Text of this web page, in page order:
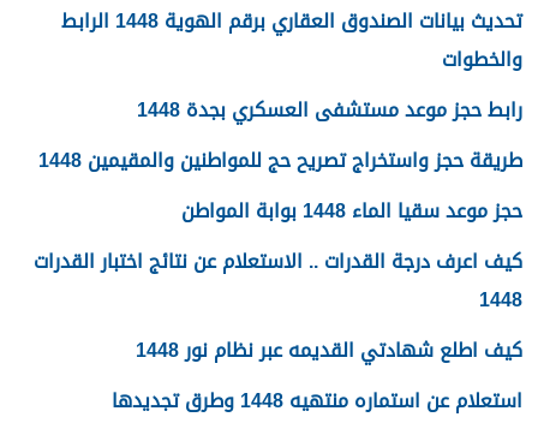
تحديث بيانات الصندوق العقاري برقم الهوية 1448 الرابط
والخطوات
رابط حجز موعد مستشفى العسكري بجدة 1448
طريقة حجز واستخراج تصريح حج للمواطنين والمقيمين 1448
حجز موعد سقيا الماء 1448 بوابة المواطن
كيف اعرف درجة القدرات .. الاستعلام عن نتائج اختبار القدرات
1448
كيف اطلع شهادتي القديمه عبر نظام نور 1448
استعلام عن استماره منتهيه 1448 وطرق تجديدها